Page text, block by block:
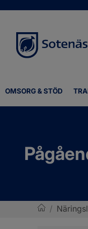
OMSORG & STÖD
/